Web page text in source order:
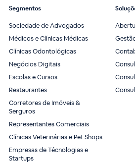
Segmentos
Sociedade de Advogados
Médicos e Clínicas Médicas
Clínicas Odontológicas
Negócios Digitais
Escolas e Cursos
Restaurantes
Corretores de Imóveis &
Serguros
Representantes Comerciais
Clínicas Veterinárias e Pet Shops
Empresas de Técnologias e
Startups